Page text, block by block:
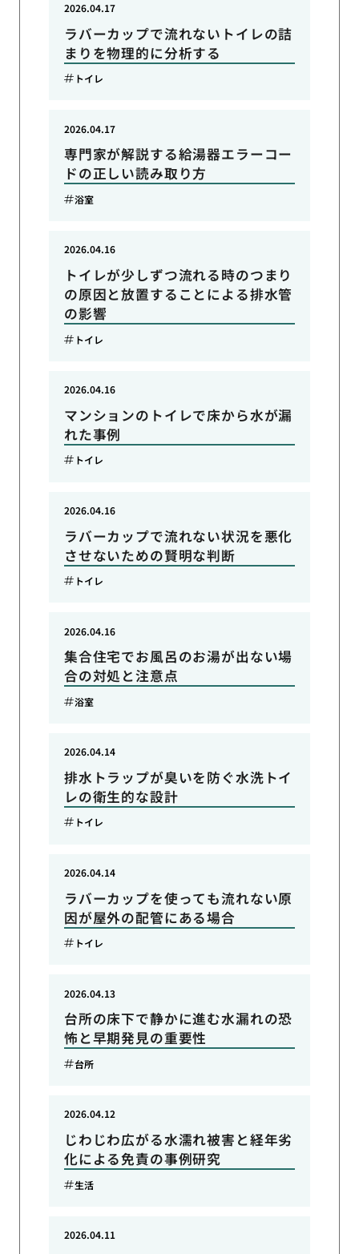
ラバーカップで流れないトイレの詰
まりを物理的に分析する
2026.04.17
トイレ
専門家が解説する給湯器エラーコー
ドの正しい読み取り方
2026.04.17
浴室
トイレが少しずつ流れる時のつまり
の原因と放置することによる排水管
の影響
2026.04.16
トイレ
マンションのトイレで床から水が漏
れた事例
2026.04.16
トイレ
ラバーカップで流れない状況を悪化
させないための賢明な判断
2026.04.16
トイレ
集合住宅でお風呂のお湯が出ない場
合の対処と注意点
2026.04.16
浴室
排水トラップが臭いを防ぐ水洗トイ
レの衛生的な設計
2026.04.14
トイレ
ラバーカップを使っても流れない原
因が屋外の配管にある場合
2026.04.14
トイレ
台所の床下で静かに進む水漏れの恐
怖と早期発見の重要性
2026.04.13
台所
じわじわ広がる水濡れ被害と経年劣
化による免責の事例研究
2026.04.12
生活
2026.04.11